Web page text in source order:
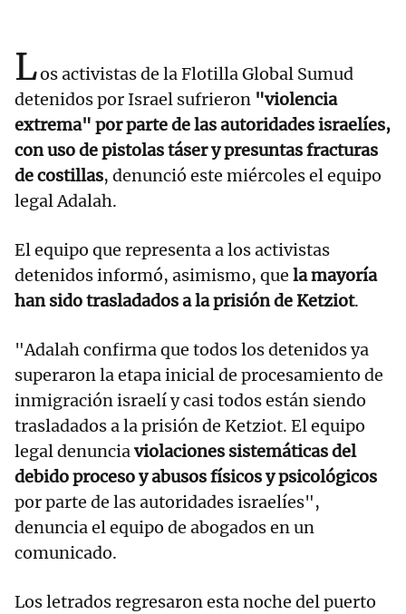
Los activistas de la Flotilla Global Sumud
detenidos por Israel sufrieron "violencia
extrema" por parte de las autoridades israelíes,
con uso de pistolas táser y presuntas fracturas
de costillas, denunció este miércoles el equipo
legal Adalah.
El equipo que representa a los activistas
detenidos informó, asimismo, que la mayoría
han sido trasladados a la prisión de Ketziot.
"Adalah confirma que todos los detenidos ya
superaron la etapa inicial de procesamiento de
inmigración israelí y casi todos están siendo
trasladados a la prisión de Ketziot. El equipo
legal denunciaviolaciones sistemáticas del
debido proceso y abusos físicos y psicológicos
por parte de las autoridades israelíes",
denuncia el equipo de abogados en un
comunicado.
Los letrados regresaron esta noche del puerto